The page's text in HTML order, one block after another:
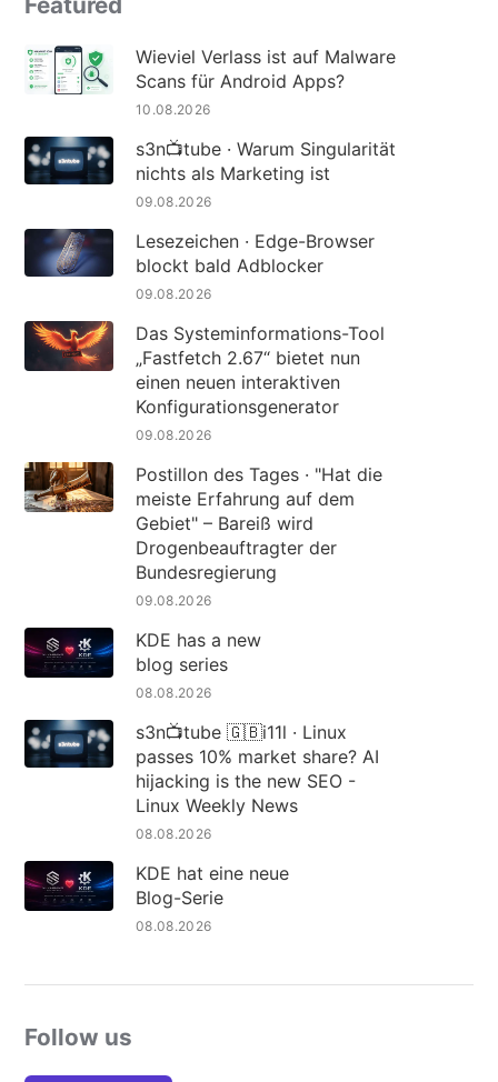
Wieviel Verlass ist auf Malware
Scans für Android Apps?
10.08.2026
s3n📺tube · Warum Singularität
nichts als Marketing ist
09.08.2026
Lesezeichen · Edge-Browser
blockt bald Adblocker
09.08.2026
Das Systeminformations-Tool
„Fastfetch 2.67“ bietet nun
einen neuen interaktiven
Konfigurationsgenerator
09.08.2026
Postillon des Tages · "Hat die
meiste Erfahrung auf dem
Gebiet" – Bareiß wird
Drogenbeauftragter der
Bundesregierung
09.08.2026
KDE has a new
blog series
08.08.2026
s3n📺tube 🇬🇧i11l · Linux
passes 10% market share? AI
hijacking is the new SEO -
Linux Weekly News
08.08.2026
KDE hat eine neue
Blog-Serie
08.08.2026
Follow us